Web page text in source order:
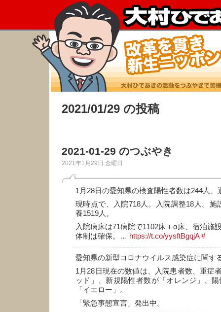
2021/01/29 の投稿
2021-01-29 のつぶやき
2021年1月29日 金曜日
1月28日の愛知県の検査陽性者数は244人、
現時点で、入院718人。入院調整18人。施
養1519人。
入院病床は71病院で1102床＋α床、宿泊施
体制は確保。… https://t.co/yysftBgqjA #
愛知県の新型コロナウイルス感染症に関す
1月28日現在の数値は、入院患者数、重症
ッド」、新規陽性者数が「オレンジ」、
「イエロー」。
「緊急事態宣言」発出中。